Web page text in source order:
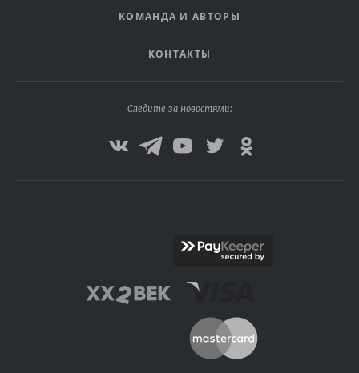
КОМАНДА И АВТОРЫ
КОНТАКТЫ
Следите за новостями: